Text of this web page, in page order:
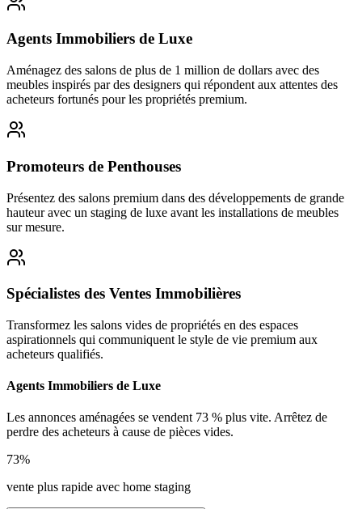
Agents Immobiliers de Luxe
Aménagez des salons de plus de 1 million de dollars avec des
meubles inspirés par des designers qui répondent aux attentes des
acheteurs fortunés pour les propriétés premium.
Promoteurs de Penthouses
Présentez des salons premium dans des développements de grande
hauteur avec un staging de luxe avant les installations de meubles
sur mesure.
Spécialistes des Ventes Immobilières
Transformez les salons vides de propriétés en des espaces
aspirationnels qui communiquent le style de vie premium aux
acheteurs qualifiés.
Agents Immobiliers de Luxe
Les annonces aménagées se vendent 73 % plus vite. Arrêtez de
perdre des acheteurs à cause de pièces vides.
73%
vente plus rapide avec home staging